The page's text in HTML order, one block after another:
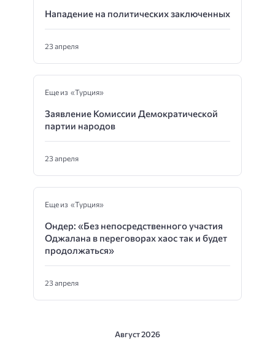
Нападение на политических заключенных
23 апреля
Еще из «Турция»
Заявление Комиссии Демократической
партии народов
23 апреля
Еще из «Турция»
Ондер: «Без непосредственного участия
Оджалана в переговорах хаос так и будет
продолжаться»
23 апреля
Август 2026